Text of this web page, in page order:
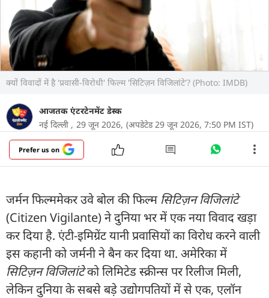
क्यों विवादों में है 'प्रवासी-विरोधी' फिल्म 'सिटिज़न विजिलांटे'? (Photo: IMDB)
आजतक एंटरटेनमेंट डेस्क
नई दिल्ली , 29 जून 2026, (अपडेटेड 29 जून 2026, 7:50 PM IST)
Prefer us on
जर्मन फिल्ममेकर उवे बोल की फिल्म सिटिज़न विजिलांटे
(Citizen Vigilante) ने दुनिया भर में एक नया विवाद खड़ा
कर दिया है. एंटी-इमिग्रेंट यानी प्रवासियों का विरोध करने वाली
इस कहानी को जर्मनी ने बैन कर दिया था. अमेरिका में
सिटिज़न विजिलांटेको लिमिटेड स्क्रीन्स पर रिलीज मिली,
लेकिन दुनिया के सबसे बड़े उद्योगपतियों में से एक, एलॉन